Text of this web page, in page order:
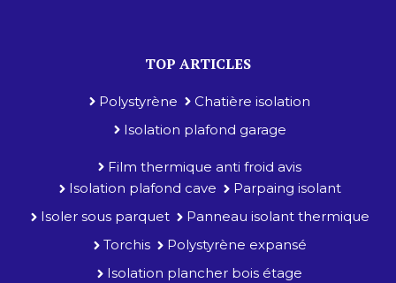
TOP ARTICLES
Polystyrène
Chatière isolation
Isolation plafond garage
Film thermique anti froid avis
Isolation plafond cave
Parpaing isolant
Isoler sous parquet
Panneau isolant thermique
Torchis
Polystyrène expansé
Isolation plancher bois étage